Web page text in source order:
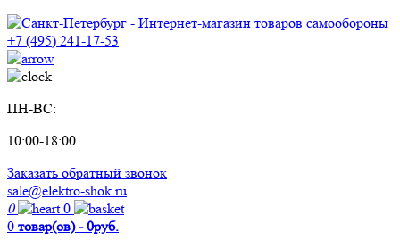
+7 (495) 241-17-53
ПН-ВС:
10:00-18:00
Заказать обратный звонок
sale@elektro-shok.ru
0
0
0 товар(ов) - 0руб.